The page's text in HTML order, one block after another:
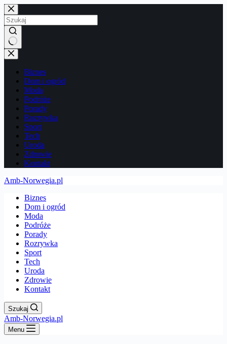
Przejdź
do
treści
Brak
wyników
Biznes
Dom i ogród
Moda
Podróże
Porady
Rozrywka
Sport
Tech
Uroda
Zdrowie
Kontakt
Amb-Norwegia.pl
Biznes
Dom i ogród
Moda
Podróże
Porady
Rozrywka
Sport
Tech
Uroda
Zdrowie
Kontakt
Szukaj
Amb-Norwegia.pl
Menu